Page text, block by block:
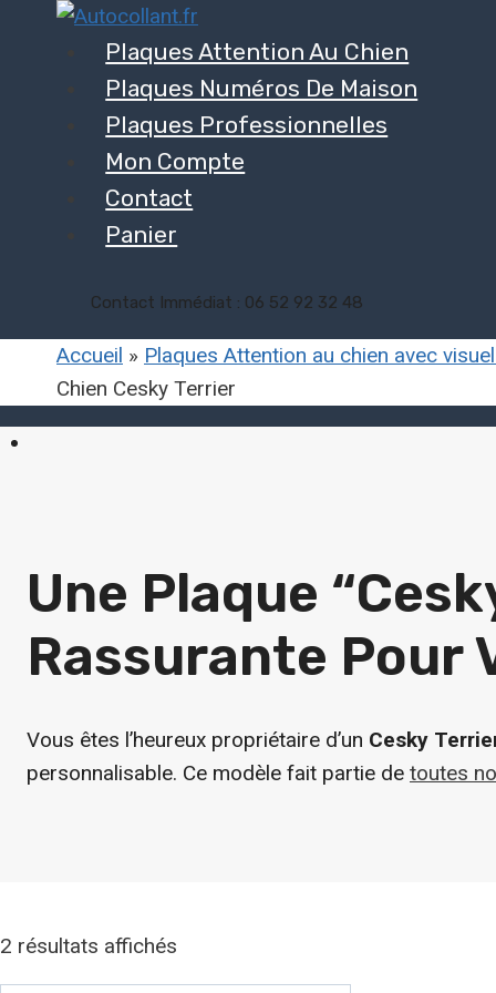
Plaques Attention Au Chien
Plaques Numéros De Maison
Plaques Professionnelles
Mon Compte
Contact
Panier
Contact Immédiat : 06 52 92 32 48
Accueil » Plaques Attention au chien avec
Chien Cesky Terrier
Une Plaque
Rassurante Pour
Vous êtes l’heureux propriétaire d’un Cesky
personnalisable. Ce modèle fait partie de toutes
2 résultats affichés